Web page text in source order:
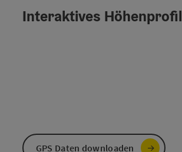
Interaktives Höhenprofil
GPS Daten downloaden